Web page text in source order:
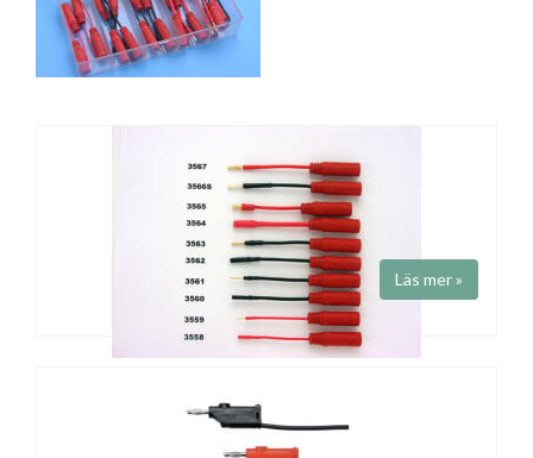
Samtliga adapterdon har 4 mm bananstift-anslutning. Längd 75 - 90
Läs mer »